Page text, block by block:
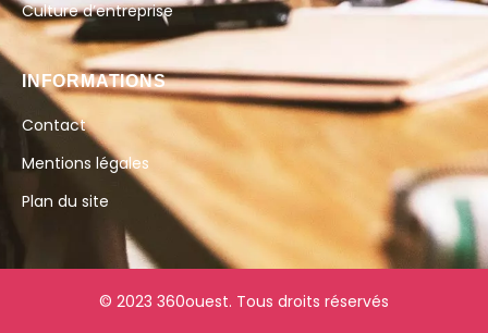
Culture d’entreprise
INFORMATIONS
Contact
Mentions légales
Plan du site
© 2023 360ouest. Tous droits réservés